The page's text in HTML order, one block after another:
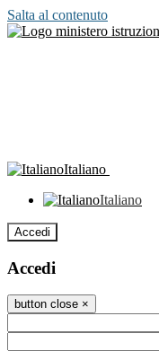
Salta al contenuto
Italiano
Italiano
Accedi
Accedi
button close ×